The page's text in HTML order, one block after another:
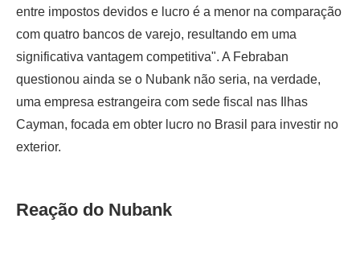
entre impostos devidos e lucro é a menor na comparação
com quatro bancos de varejo, resultando em uma
significativa vantagem competitiva". A Febraban
questionou ainda se o Nubank não seria, na verdade,
uma empresa estrangeira com sede fiscal nas Ilhas
Cayman, focada em obter lucro no Brasil para investir no
exterior.
Reação do Nubank